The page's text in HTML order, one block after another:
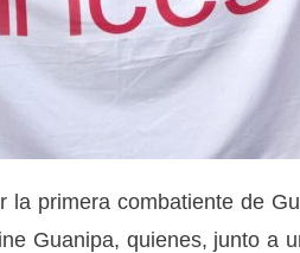
la primera combatiente de
Guanipa, quienes, junto a